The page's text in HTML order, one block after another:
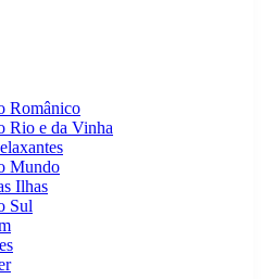
Românico
Rio e da Vinha
Mundo
Ilhas
Sul